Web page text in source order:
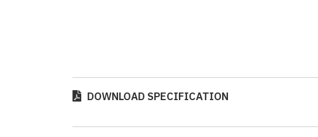
DOWNLOAD SPECIFICATION